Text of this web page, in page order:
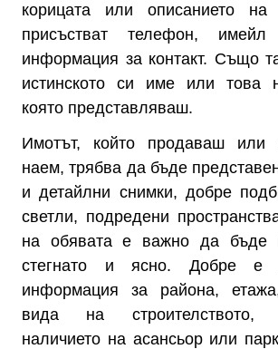
корицата или описанието
присъстват телефон,
информация за контакт. Също
истинското си име или това
която представляваш.
Имотът, който продаваш или
наем, трябва да бъде
и детайлни снимки, добре
светли, подредени
на обявата е важно да бъде
стегнато и ясно. Добре е
информация за района,
вида на строителството,
наличието на асансьор или